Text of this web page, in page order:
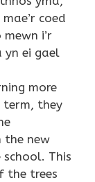
coed
i’r
yn ei gael
more
term, they
the new
This
the trees